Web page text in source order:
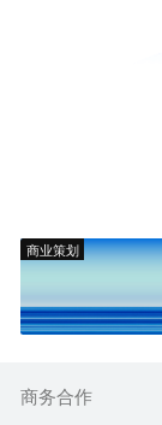
商业策划
商务合作